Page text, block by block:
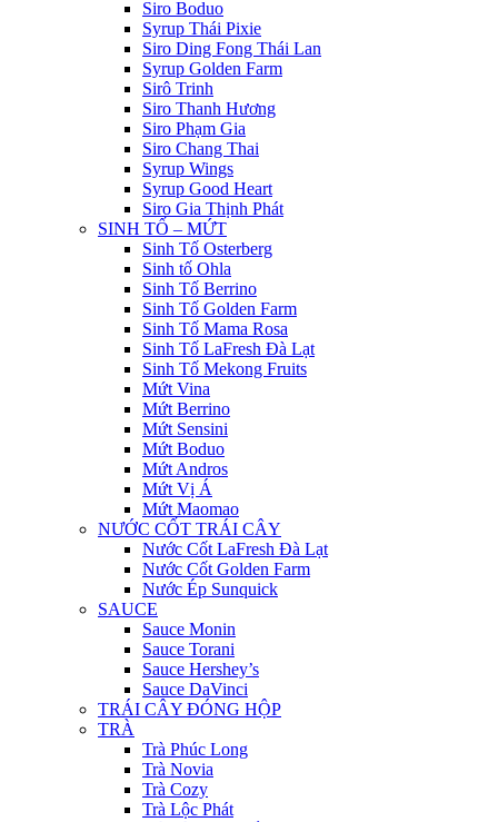
Siro Boduo
Syrup Thái Pixie
Siro Ding Fong Thái Lan
Syrup Golden Farm
Sirô Trinh
Siro Thanh Hương
Siro Phạm Gia
Siro Chang Thai
Syrup Wings
Syrup Good Heart
Siro Gia Thịnh Phát
SINH TỐ – MỨT
Sinh Tố Osterberg
Sinh tố Ohla
Sinh Tố Berrino
Sinh Tố Golden Farm
Sinh Tố Mama Rosa
Sinh Tố LaFresh Đà Lạt
Sinh Tố Mekong Fruits
Mứt Vina
Mứt Berrino
Mứt Sensini
Mứt Boduo
Mứt Andros
Mứt Vị Á
Mứt Maomao
NƯỚC CỐT TRÁI CÂY
Nước Cốt LaFresh Đà Lạt
Nước Cốt Golden Farm
Nước Ép Sunquick
SAUCE
Sauce Monin
Sauce Torani
Sauce Hershey’s
Sauce DaVinci
TRÁI CÂY ĐÓNG HỘP
TRÀ
Trà Phúc Long
Trà Novia
Trà Cozy
Trà Lộc Phát